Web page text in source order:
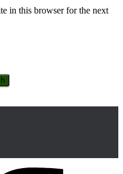
in this browser for the next